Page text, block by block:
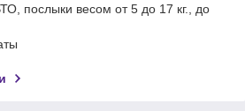
послыки весом от 5 до 17 кг., до